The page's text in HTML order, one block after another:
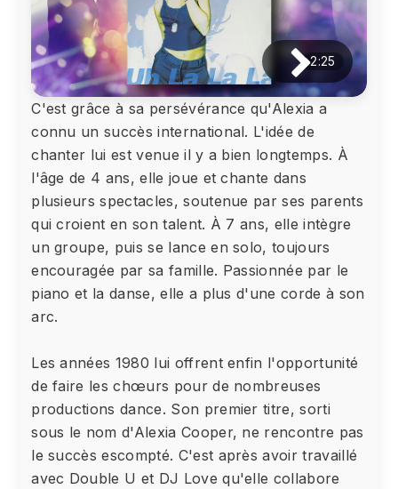
2:25
C'est grâce à sa persévérance qu'Alexia a
connu un succès international. L'idée de
chanter lui est venue il y a bien longtemps. À
l'âge de 4 ans, elle joue et chante dans
plusieurs spectacles, soutenue par ses parents
qui croient en son talent. À 7 ans, elle intègre
un groupe, puis se lance en solo, toujours
encouragée par sa famille. Passionnée par le
piano et la danse, elle a plus d'une corde à son
arc.
Les années 1980 lui offrent enfin l'opportunité
de faire les chœurs pour de nombreuses
productions dance. Son premier titre, sorti
sous le nom d'Alexia Cooper, ne rencontre pas
le succès escompté. C'est après avoir travaillé
avec Double U et DJ Love qu'elle collabore